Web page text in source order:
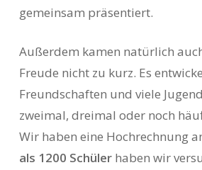
gemeinsam präsentiert.
Außerdem kamen natürlich
Freude nicht zu kurz. Es
Freundschaften und viele
zweimal, dreimal oder noch
Wir haben eine Hochrechnung
als 1200 Schülerhaben wir